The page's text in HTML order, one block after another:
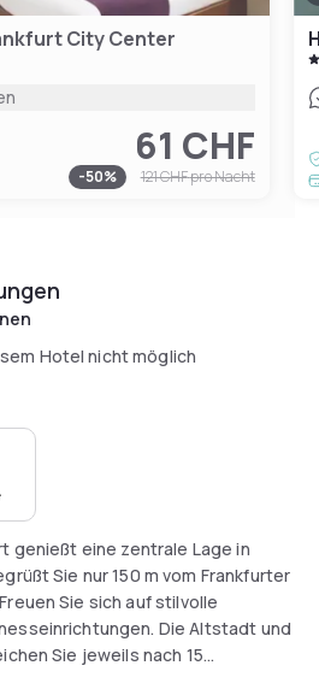
City Center
61 CHF
-50% 121 CHFpro Nacht
Hotel nicht möglich
genießt eine zentrale Lage in
Sie nur 150 m vom Frankfurter
Sie sich auf stilvolle
Die Altstadt und
Sie jeweils nach 15